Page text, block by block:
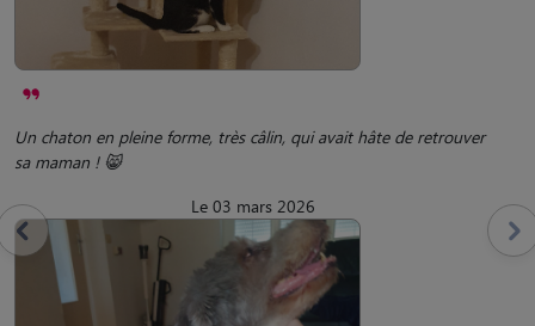
Un chaton en pleine forme, très câlin, qui avait hâte de retrouver
sa maman ! 😸
Le 03 mars 2026